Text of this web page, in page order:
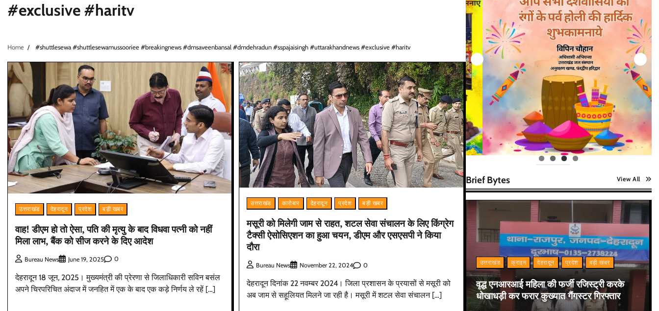
#exclusive #haritv
Home #shuttlesewa #shuttlesewamussooriee #breakingnews #dmsaveenbansal #dmdehradun #sspajaisingh #uttarakhandnews #exclusive #haritv
उत्तराखंड देहरादून प्रदेश बड़ी खबर
वाह! डीएम हो तो ऐसा, पति की मृत्यु के बाद विधवा पत्नी को नहीं
मिला लाभ, बैंक को सीज करने के दिए आदेश
Bureau News June 19, 2025 0
देहरादून 18 जून, 2025। मुख्यमंत्री की प्रेरणा से जिलाधिकारी सविन बसंल
अपने चिरपरिचित अंदाज में जनहित में एक के बाद एक कड़े निर्णय ले रहें […]
उत्तराखंड कारोबार देहरादून प्रदेश बड़ी खबर
मसूरी को मिलेगी जाम से राहत, शटल सेवा संचालन के लिए किंग्रेग
टैक्सी ऐसोसिएशन का हुआ चयन, डीएम और एसएसपी ने किया
दौरा
Bureau News November 22, 2024 0
देहरादून दिनांक 22 नवम्बर 2024। जिला प्रशासन के प्रयासों से मसूरी को
अब जाम से सहूलियत मिलने जा रही है। मसूरी में शटल सेवा संचालन […]
Brief Bytes View All
उत्तराखंड क्राइम देहरादून प्रदेश बड़ी खबर
वृद्ध एनआरआई महिला की फर्जी रजिस्ट्री करके
धोखाधड़ी कर फरार कुख्यात गैंगस्टर गिरफ्तार